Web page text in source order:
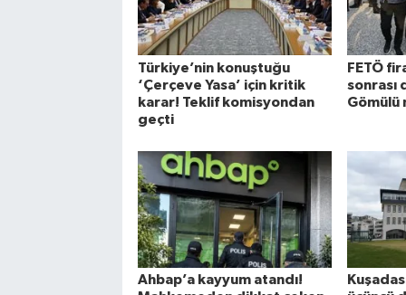
Türkiye’nin konuştuğu
‘Çerçeve Yasa’ için kritik
karar! Teklif komisyondan
geçti
FETÖ
sonrası
Gömülü
Ahbap’a kayyum atandı!